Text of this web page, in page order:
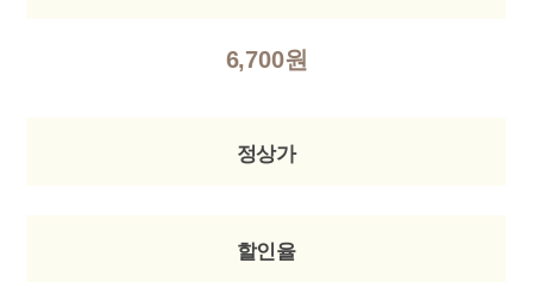
6,700원
정상가
할인율